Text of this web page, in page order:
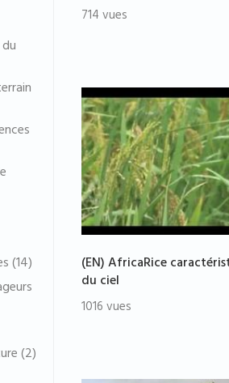
(14)
(2)
714 vues
(EN) AfricaRice
du ciel
1016 vues